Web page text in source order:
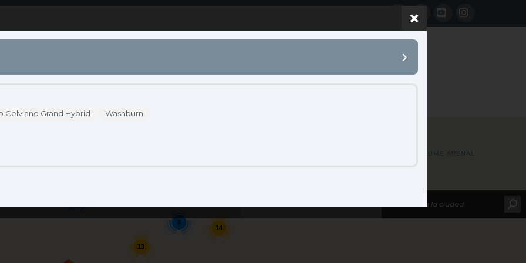
Facebook
LinkedInYouTubeInstagram
UME ARENAL
3
14
13
Celviano Grand Hybrid Washburn